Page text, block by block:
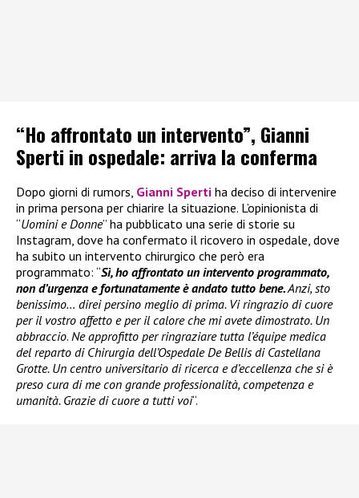
“Ho affrontato un intervento”, Gianni
Sperti in ospedale: arriva la conferma
Dopo giorni di rumors, Gianni Sperti ha deciso di intervenire
in prima persona per chiarire la situazione. L’opinionista di
“Uomini e Donne” ha pubblicato una serie di storie su
Instagram, dove ha confermato il ricovero in ospedale, dove
ha subito un intervento chirurgico che però era
programmato: “Sì, ho affrontato un intervento programmato,
non d’urgenza e fortunatamente è andato tutto bene.Anzi, sto
benissimo… direi persino meglio di prima. Vi ringrazio di cuore
per il vostro affetto e per il calore che mi avete dimostrato. Un
abbraccio. Ne approfitto per ringraziare tutta l’équipe medica
del reparto di Chirurgia dell’Ospedale De Bellis di Castellana
Grotte. Un centro universitario di ricerca e d’eccellenza che si è
preso cura di me con grande professionalità, competenza e
umanità. Grazie di cuore a tutti voi“.